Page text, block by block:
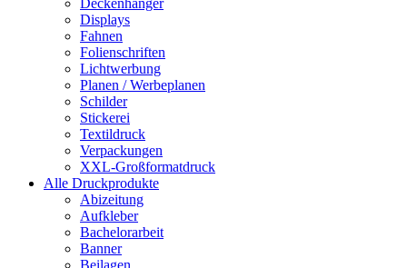
Deckenhänger
Displays
Fahnen
Folienschriften
Lichtwerbung
Planen / Werbeplanen
Schilder
Stickerei
Textildruck
Verpackungen
XXL-Großformatdruck
Alle Druckprodukte
Abizeitung
Aufkleber
Bachelorarbeit
Banner
Beilagen